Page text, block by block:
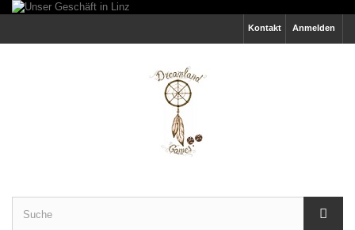
Anmelden
Kontakt